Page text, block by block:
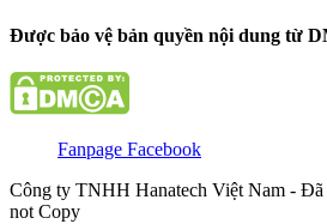
Được bảo vệ bản quyền nội dung từ
Fanpage Facebook
Công ty TNHH Hanatech Việt Nam -
not Copy